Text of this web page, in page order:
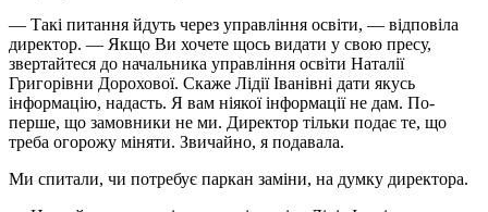
— Такі питання йдуть через управління освіти, — відповіла
директор. — Якщо Ви хочете щось видати у свою пресу,
звертайтеся до начальника управління освіти Наталії
Григорівни Дорохової. Скаже Лідії Іванівні дати якусь
інформацію, надасть. Я вам ніякої інформації не дам. По-
перше, що замовники не ми. Директор тільки подає те, що
треба огорожу міняти. Звичайно, я подавала.
Ми спитали, чи потребує паркан заміни, на думку директора.